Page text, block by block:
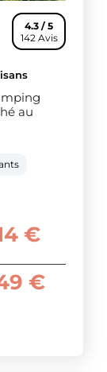
4.3 / 5
142 Avis
au
€
€